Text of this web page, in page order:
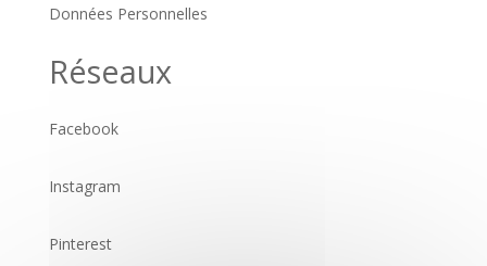
Données Personnelles
Réseaux
Facebook
Instagram
Pinterest